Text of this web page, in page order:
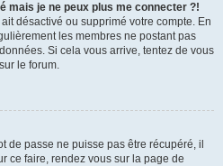
mais je ne peux plus me connecter ?!
ait désactivé ou supprimé votre compte. En
les membres ne postant pas
Si cela vous arrive, tentez de vous
le forum.
de passe ne puisse pas être récupéré, il
ce faire, rendez vous sur la page de